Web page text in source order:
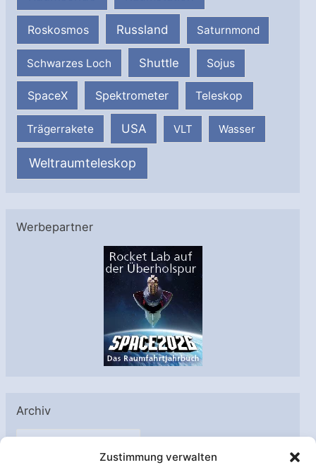
Zustimmung verwalten
Roskosmos Russland Saturnmond
Schwarzes Loch Shuttle Sojus
SpaceX Spektrometer Teleskop
Trägerrakete USA VLT Wasser
Weltraumteleskop
Werbepartner
Archiv
A